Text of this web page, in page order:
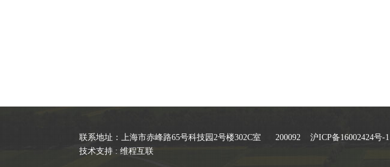
联系地址：上海市赤峰路65号科技园2号楼302C室 200092 沪ICP备16002424号-1
技术支持 : 维程互联